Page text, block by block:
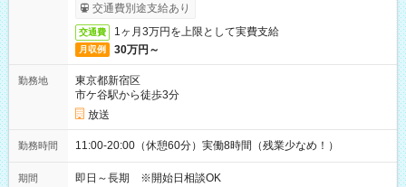
取りサービス利用可（利用条件有）
交通費別途支給あり
交通費 1ヶ月3万円を上限として実費支給
月収例 30万円～
勤務地
東京都新宿区
市ケ谷駅から徒歩3分
放送
勤務時間 11:00-20:00（休憩60分）実働8時間（残業少なめ！）
期間 即日～長期 ※開始日相談OK